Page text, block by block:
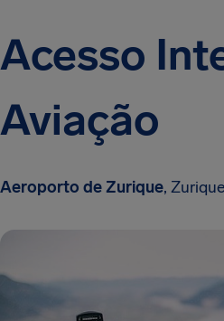
Acesso
Aviação
Aeroporto de Zurique,